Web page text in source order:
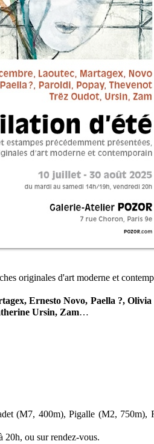
originales d'art moderne et
Ernesto Novo, Paella ?,
Ursin, Zam…
(M7, 400m), Pigalle (M2, 750m),
20h, ou sur rendez-vous.